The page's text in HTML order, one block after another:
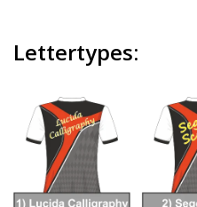
Lettertypes: